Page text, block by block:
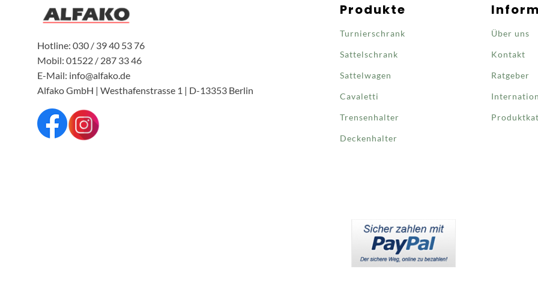
Hotline: 030 / 39 40 53 76
Mobil: 01522 / 287 33 46
E-Mail: info@alfako.de
Alfako GmbH | Westhafenstrasse 1 | D-13353 Berlin
Produkte
Turnierschrank
Sattelschrank
Sattelwagen
Cavaletti
Trensenhalter
Deckenhalter
Über uns
Kontakt
Ratgeber